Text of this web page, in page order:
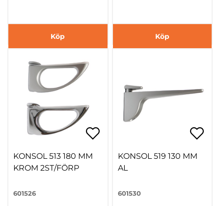
Köp Köp
KONSOL 513 180 MM
KROM 2ST/FÖRP
601526
KONSOL 519 130 MM
AL
601530